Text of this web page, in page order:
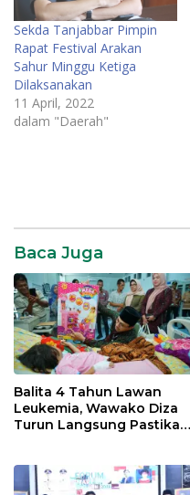
Sekda Tanjabbar Pimpin
Rapat Festival Arakan
Sahur Minggu Ketiga
Dilaksanakan
11 April, 2022
dalam "Daerah"
Pemerintahan
SR28
Baca Juga
Balita 4 Tahun Lawan
Leukemia, Wawako Diza
Turun Langsung Pastikan